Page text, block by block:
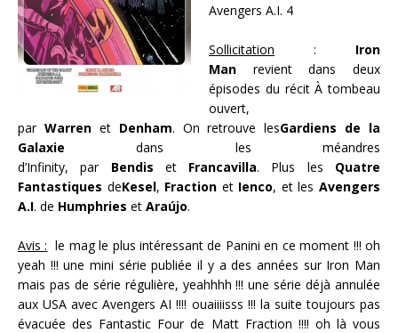
Avengers A.I. 4
Sollicitation : Iron
Man revient dans deux
épisodes du récit À tombeau
ouvert,
par Warrenet Denham. On retrouve lesGardiens de la
Galaxie dans les méandres
d’Infinity,
par Bendis et Francavilla. Plus les Quatre
Fantastiques deKesel, Fraction et Ienco, et lesAvengers
A.I. de Humphries et Araújo.
Avis : le mag le plus intéressant de Panini en ce moment !!! oh
yeah !!! une mini série publiée il y a des années sur Iron Man
mais pas de série régulière, yeahhhh !!! une série déjà annulée
aux USA avec Avengers AI !!!! ouaiiiisss !!! la suite toujours pas
évacuée des Fantastic Four de Matt Fraction !!!! oh là vous